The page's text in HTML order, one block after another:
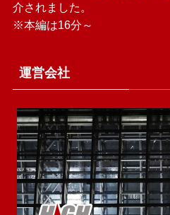
介されました。
※本編は16分～
運営会社